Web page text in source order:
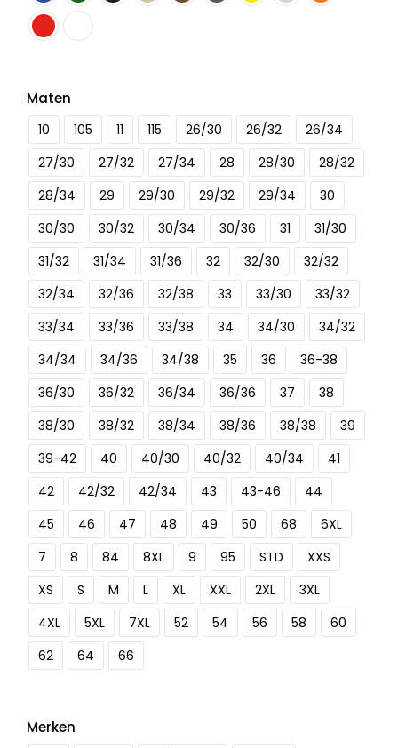
Maten
10 105 11 115 26/30 26/32
26/34
27/30
27/32 27/34 28 28/30
28/32
28/34
29 29/30 29/32 29/34
30
30/30
30/32 30/34 30/36 31
31/30
31/32
31/34 31/36 32 32/30
32/32
32/34
32/36 32/38 33 33/30
33/32
33/34
33/36 33/38 34 34/30
34/32
34/34
34/36 34/38 35 36
36-38
36/30
36/32 36/34 36/36 37
38
38/30
38/32 38/34 38/36 38/38
39
39-42
40 40/30 40/32 40/34
41
42
42/32 42/34 43 43-46
44
45
46 47 48 49 50 68
6XL
7
8 84 8XL 9 95 STD
XXS
XS
S M L XL XXL 2XL
3XL
4XL
5XL 7XL 52 54 56 58
60
62
64 66
Merken